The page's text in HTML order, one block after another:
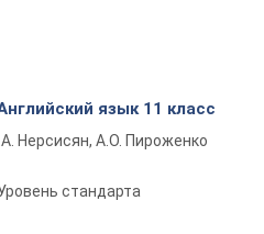
язык 11 класс
Нерсисян, А.О. Пироженко
стандарта